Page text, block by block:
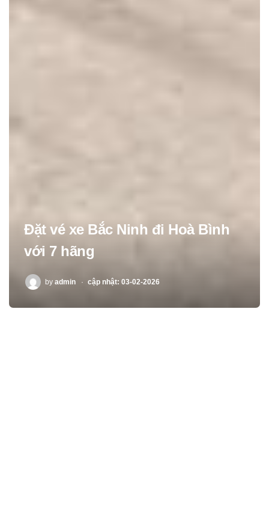
Đặt vé xe Bắc Ninh đi Hoà Bình
với 7 hãng
POSTED
by admin cập nhật: 03-02-2026